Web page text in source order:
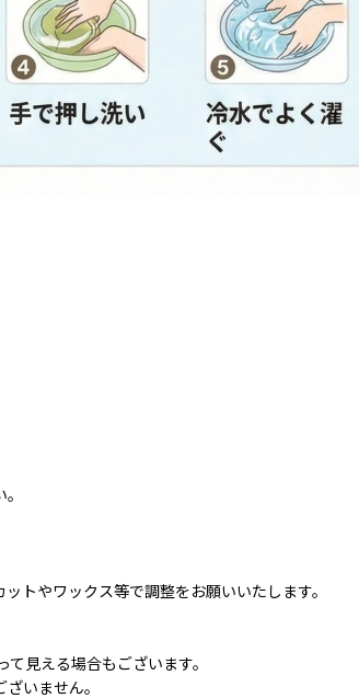
トやワックス等で調整をお願いいたします。
見える場合もございます。
いません。